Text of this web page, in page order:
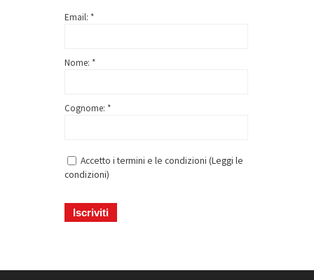
Email: *
Nome: *
Cognome: *
Accetto i termini e le condizioni (Leggi le
condizioni)